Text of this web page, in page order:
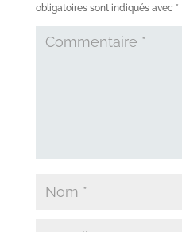
obligatoires sont indiqués avec *